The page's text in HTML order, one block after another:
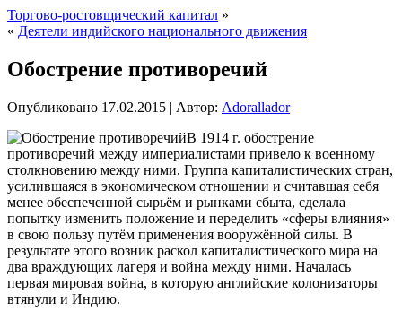
Торгово-ростовщический капитал »
« Деятели индийского национального движения
Обострение противоречий
Опубликовано 17.02.2015 | Автор: Adorallador
В 1914 г. обострение
противоречий между империалистами привело к военному
столкновению между ними. Группа капиталистических стран,
усилившаяся в экономическом отношении и считавшая себя
менее обеспеченной сырьём и рынками сбыта, сделала
попытку изменить положение и переделить «сферы влияния»
в свою пользу путём применения вооружённой силы. В
результате этого возник раскол капиталистического мира на
два враждующих лагеря и война между ними. Началась
первая мировая война, в которую английские колонизаторы
втянули и Индию.